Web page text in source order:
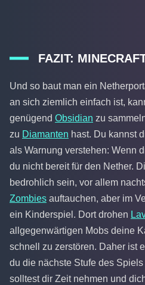
FAZIT:
Und so baut man ein
an sich ziemlich einfach ist,
genügend Obsidian zu
zu Diamanten hast. Du kannst
als Warnung verstehen: Wenn
du nicht bereit für den Nether.
bedrohlich sein, vor allem
Zombies auftauchen, aber im
ein Kinderspiel. Dort drohen
allgegenwärtigen Mobs deine
schnell zu zerstören. Daher ist
du die nächste Stufe des
solltest dir Zeit nehmen und